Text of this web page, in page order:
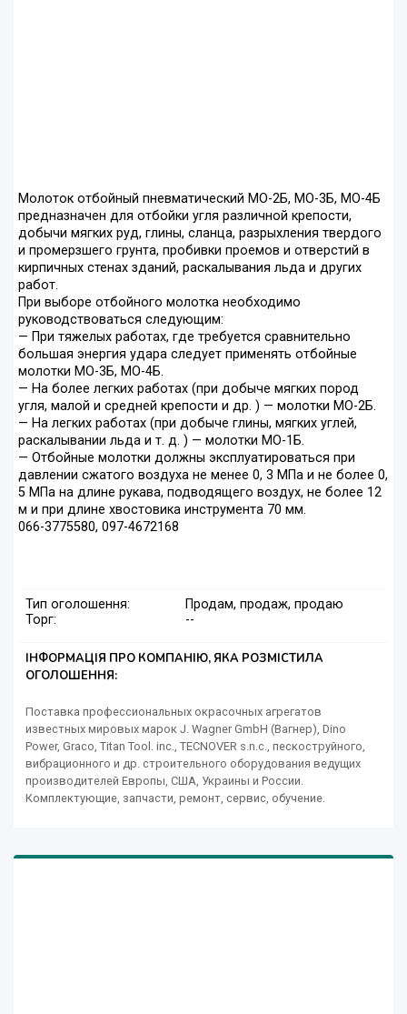
Молоток отбойный пневматический МО-2Б, МО-3Б, МО-4Б
предназначен для отбойки угля различной крепости,
добычи мягких руд, глины, сланца, разрыхления твердого
и промерзшего грунта, пробивки проемов и отверстий в
кирпичных стенах зданий, раскалывания льда и других
работ.
При выборе отбойного молотка необходимо
руководствоваться следующим:
— При тяжелых работах, где требуется сравнительно
большая энергия удара следует применять отбойные
молотки МО-3Б, МО-4Б.
— На более легких работах (при добыче мягких пород
угля, малой и средней крепости и др. ) — молотки МО-2Б.
— На легких работах (при добыче глины, мягких углей,
раскалывании льда и т. д. ) — молотки МО-1Б.
— Отбойные молотки должны эксплуатироваться при
давлении сжатого воздуха не менее 0, 3 МПа и не более 0,
5 МПа на длине рукава, подводящего воздух, не более 12
м и при длине хвостовика инструмента 70 мм.
066-3775580, 097-4672168
Тип оголошення:
Продам, продаж, продаю
Торг:
--
ІНФОРМАЦІЯ ПРО КОМПАНІЮ, ЯКА РОЗМІСТИЛА
ОГОЛОШЕННЯ:
Поставка профессиональных окрасочных агрегатов
известных мировых марок J. Wagner GmbH (Вагнер), Dino
Power, Graco, Titan Tool. inc., TECNOVER s.n.c., пескоструйного,
вибрационного и др. строительного оборудования ведущих
производителей Европы, США, Украины и России.
Комплектующие, запчасти, ремонт, сервис, обучение.